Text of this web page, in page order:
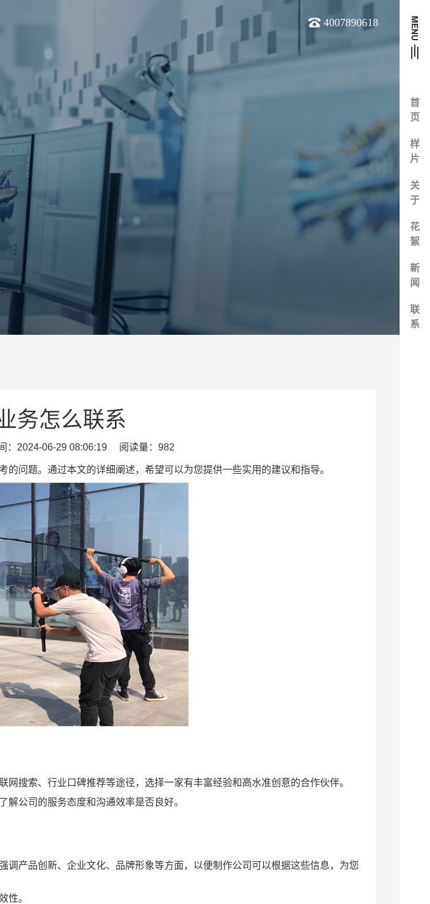
首
页
样
片
关
于
花
絮
新
闻
联
系
4007890618
务怎么联系
2024-06-29 08:06:19 阅读量：982
问题。通过本文的详细阐述，希望可以为您提供一些实用的建议和指导。
搜索、行业口碑推荐等途径，选择一家有丰富经验和高水准创意的合作伙伴。
公司的服务态度和沟通效率是否良好。
产品创新、企业文化、品牌形象等方面，以便制作公司可以根据这些信息，为您
性。